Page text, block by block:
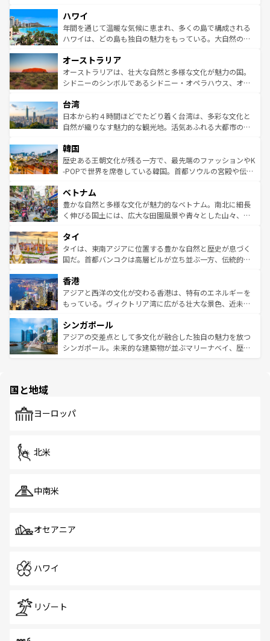
ば市内交通費無料で観光を楽しむこともできる。 なお、新
着のスイス情報はコンテンツ一覧 を参照してほしい。
のような巨大都市は、観光、ショッピング、エンターテイ
ンメントが詰まった刺激的なスポットだ。一方、アメリカ
西部には大自然が広がり、グランドキャニオンやイエロー
部のニューオーリンズでは、音楽と美食が融合した独特の
文化が魅力。旅行者はアメリカの各地域で異なる魅力を楽
しみながら、その多様性と豊かな歴史を感じることができ
ならではの贅沢な旅のスタイルだ。 なお、新着のアメリカ
情報はコンテンツ一覧を参照してほしい。
ハワイ
年間を通じて温暖な気候に恵まれ、多くの島で構成される
ハワイは、どの島も独自の魅力をもっている。大自然の神
ワイ島は見逃せない。また、定番の観光地といえばオアフ
島だが、静かな自然を求めるならマウイ島やカウアイ島が
おすすめ。エメラルドグリーンに輝く海をはじめ、豊かな
れるおもてなしの心で訪れる人々を迎えてくれるハワイの
人々、おいしいローカルフードやハワイアンミュージッ
ク、伝統的なフラダンスなど、すべてがハワイの魅力を彩
ワイを、存分に味わってほしい。 なお、新着のハワイ情報
はコンテンツ一覧を参照してほしい。
オーストラリア
オーストラリアは、壮大な自然と多様な文化が魅力の国。
シドニーのシンボルであるシドニー・オペラハウス、オー
リアリーフや大陸中央部にそびえるウルル（エアーズロッ
ク）、タスマニアの美しい原生林やケアンズの熱帯雨林な
ど、見どころがたくさん。また、カフェやワイン、オージ
いる。アクティビティも充実しており、サーフィンやダイ
ビング、ハイキングなど、アウトドア好きにはたまらな
い。オーストラリアの多彩な魅力を存分に味わいつくそ
参照してほしい。
台湾
日本から約４時間ほどでたどり着く台湾は、多彩な文化と
自然が織りなす魅力的な観光地。活気あふれる大都市の台
ン）、静ひつな山岳地帯である台湾東部など、都市の喧騒
と山間の静けさが共存しており、訪れる人に新しい発見と
驚きをもたらしてくれる。また、奥深い台湾の食文化も魅
容にもいいと評判のスイーツなど、バラエティ豊かな料理
が味わえる。 なお、新着の台湾情報は コンテンツ一覧を参
照してほしい。
韓国
歴史ある王朝文化が残る一方で、最先端のファッションやK
-POPで世界を席巻している韓国。首都ソウルの宮殿や伝統
き、地方に足を延ばせば四季折々の自然美を楽しむことが
できる。そして、キムチや焼肉、絶品のストリートフード
まで、さまざまな韓国料理が待っている。夜には、韓国な
リティに包まれながら、韓国の多彩な魅力を心ゆくまで味
わってみてほしい。 なお、新着の韓国情報はコンテンツ一
覧を参照してほしい。
ベトナム
豊かな自然と多様な文化が魅力的なベトナム。南北に細長
く伸びる国土には、広大な田園風景や青々とした山々、世
急速な発展と共に伝統が息づく。ハノイの古い町並みやホ
ーチミン市のフランス統治時代の建物も、独特の雰囲気を
醸し出している。また、バラエティの豊かさとおいしさで
とつ。フォーやバインミー、ベトナムコーヒーなどは、ぜ
ひ現地で味わいたい。どの地域を訪れてもあたたかい人々
が旅行者を迎えてくれるので、きっと忘れられない旅にな
参照してほしい。
タイ
タイは、東南アジアに位置する豊かな自然と歴史が息づく
国だ。首都バンコクは高層ビルが立ち並ぶ一方、伝統的な
の活気が交差している。北部ではチェンマイなどの山岳地
帯で自然と触れ合い、南部ではプーケットやクラビの美し
いビーチでリゾート気分を楽しむことができる。タイ料理
激する。気候は一年中温暖で、どの季節にも異なる楽しみ
が待っている。親しみやすいタイの人々、仏教を中心とし
た文化、そして多様な観光資源が、訪れる旅人を魅了し続
香港
アジアと西洋の文化が交わる香港は、特有のエネルギーを
もっている。ヴィクトリア湾に広がる壮大な景色、近未来
み、どこを訪れても感動するはず。観光スポットが密集し
ており、効率よく見どころを回れるのも魅力。息をのむよ
うな絶景から文化的な体験まで、香港を存分に楽しみ尽く
シンガポール
アジアの交差点として多文化が融合した独自の魅力を放つ
シンガポール。未来的な建築物が並ぶマリーナベイ、歴史
で、ホーカーズは地元の風情を楽しめる外せないスポット
国と地域
ヨーロッパ
北米
中南米
オセアニア
ハワイ
リゾート